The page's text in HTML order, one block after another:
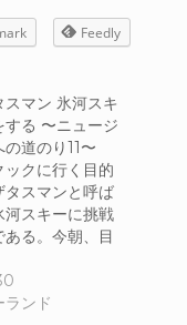
Feedly
スマン 氷河スキ
する 〜ニュージ
道のり11〜
ックに行く目的
タスマンと呼ば
河スキーに挑戦
る。今朝、目
ランド